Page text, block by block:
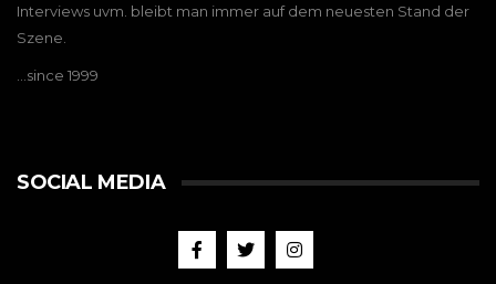
Interviews uvm. bleibt man immer auf dem neuesten Stand der
Szene.
…since 1999
SOCIAL MEDIA